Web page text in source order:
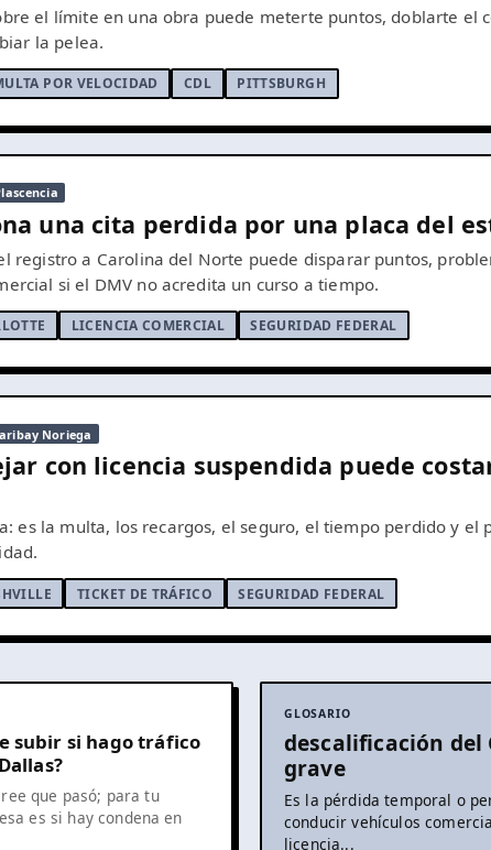
el límite en una obra puede meterte puntos, doblarte el
la pelea.
POR VELOCIDAD CDL PITTSBURGH
una cita perdida por una placa del
registro a Carolina del Norte puede disparar puntos,
si el DMV no acredita un curso a tiempo.
LICENCIA COMERCIAL SEGURIDAD FEDERAL
Noriega
con licencia suspendida puede
es la multa, los recargos, el seguro, el tiempo perdido y el
TICKET DE TRÁFICO SEGURIDAD FEDERAL
subir si hago tráfico
que pasó; para tu
es si hay condena en
GLOSARIO
descalificación del
grave
Es la pérdida temporal o
conducir vehículos
licencia...